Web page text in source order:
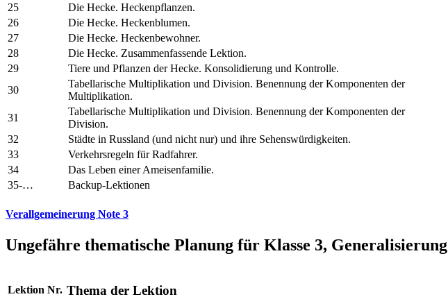
25
Die Hecke. Heckenpflanzen.
26
Die Hecke. Heckenblumen.
27
Die Hecke. Heckenbewohner.
28
Die Hecke. Zusammenfassende Lektion.
29
Tiere und Pflanzen der Hecke. Konsolidierung und Kontrolle.
30
Tabellarische Multiplikation und Division. Benennung der Komponenten der
Multiplikation.
31
Tabellarische Multiplikation und Division. Benennung der Komponenten der
Division.
32
Städte in Russland (und nicht nur) und ihre Sehenswürdigkeiten.
33
Verkehrsregeln für Radfahrer.
34
Das Leben einer Ameisenfamilie.
35-…
Backup-Lektionen
Verallgemeinerung Note 3
Ungefähre thematische Planung für Klasse 3, Generalisierung
Lektion Nr. Thema der Lektion